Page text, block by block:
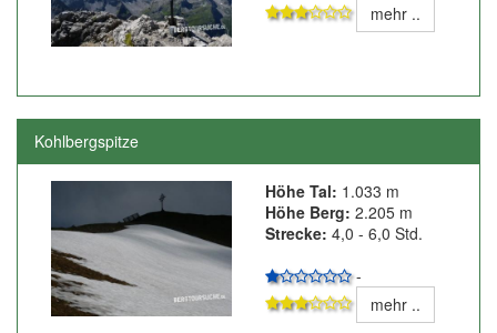
mehr ..
Kohlbergspitze
Höhe Tal: 1.033 m
Höhe Berg: 2.205 m
Strecke: 4,0 - 6,0 Std.
-
mehr ..